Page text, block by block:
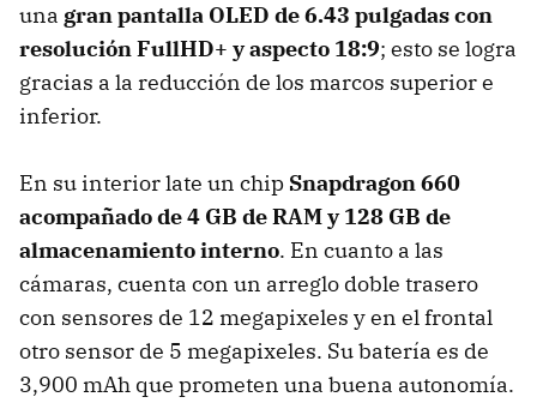
una gran pantalla OLED de 6.43 pulgadas con
resolución FullHD+ y aspecto 18:9; esto se logra
gracias a la reducción de los marcos superior e
inferior.
En su interior late un chip Snapdragon 660
acompañado de 4 GB de RAM y 128 GB de
almacenamiento interno. En cuanto a las
cámaras, cuenta con un arreglo doble trasero
con sensores de 12 megapixeles y en el frontal
otro sensor de 5 megapixeles. Su batería es de
3,900 mAh que prometen una buena autonomía.